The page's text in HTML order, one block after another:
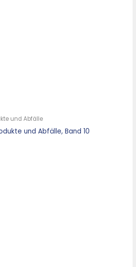
und Abfälle
und Abfälle, Band 10